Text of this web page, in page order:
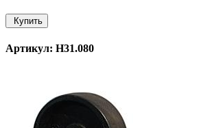
Купить
Артикул: H31.080